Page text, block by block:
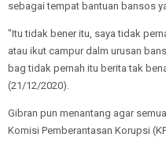
sebagai tempat bantuan bansos
"Itu tidak bener itu, saya tidak
atau ikut campur dalm urusan
bag tidak pernah itu berita tak
(21/12/2020).
Gibran pun menantang agar
Komisi Pemberantasan Korupsi